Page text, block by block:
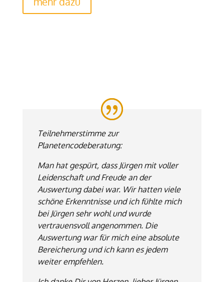
Teilnehmerstimme zur
Planetencodeberatung:
Man hat gespürt, dass Jürgen mit voller
Leidenschaft und Freude an der
Auswertung dabei war. Wir hatten viele
schöne Erkenntnisse und ich fühlte mich
bei Jürgen sehr wohl und wurde
vertrauensvoll angenommen. Die
Auswertung war für mich eine absolute
Bereicherung und ich kann es jedem
weiter empfehlen.